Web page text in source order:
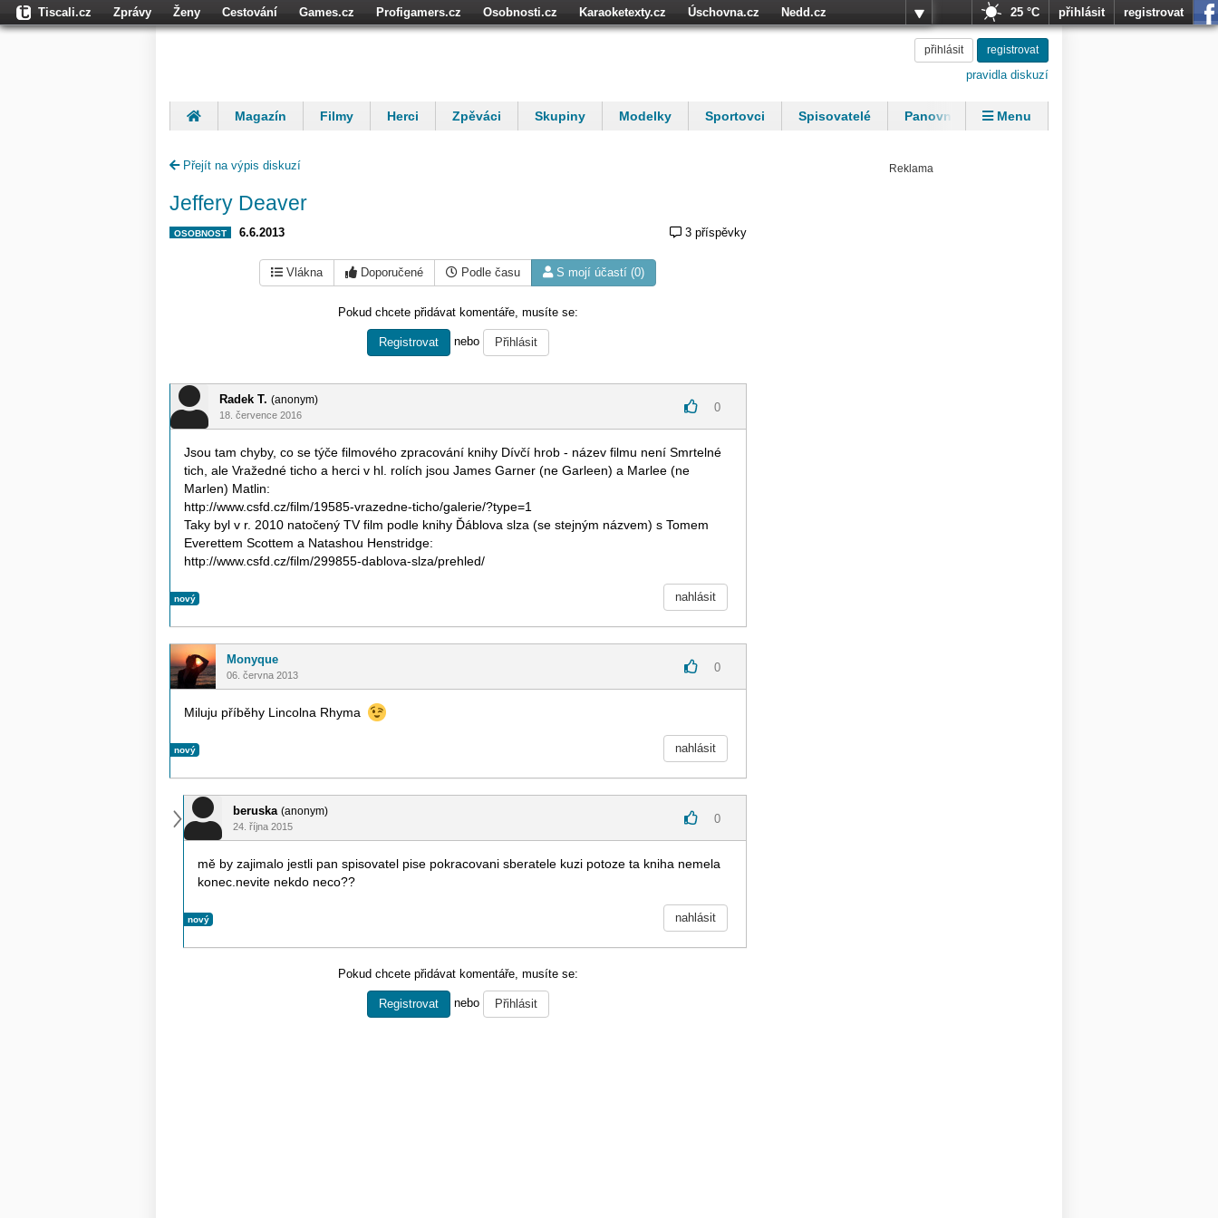
Tiscali.cz Zprávy Ženy Cestování Games.cz Profigamers.cz Osobnosti.cz Karaoketexty.cz Úschovna.cz
Nedd.cz
25 °C přihlásit registrovat
přihlásit registrovat
pravidla diskuzí
Magazín Filmy Herci Zpěváci Skupiny Modelky Sportovci Spisovatelé
Panovníci
Menu
Přejít na výpis diskuzí
Jeffery Deaver
OSOBNOST 6.6.2013 3 příspěvky
Vlákna Doporučené Podle času S mojí účastí (0)
Pokud chcete přidávat komentáře, musíte se:
Registrovat nebo Přihlásit
Radek T. (anonym)
18. července 2016
0
Jsou tam chyby, co se týče filmového zpracování knihy Dívčí hrob - název filmu není Smrtelné
tich, ale Vražedné ticho a herci v hl. rolích jsou James Garner (ne Garleen) a Marlee (ne
Marlen) Matlin:
http://www.csfd.cz/film/19585-vrazedne-ticho/galerie/?type=1
Taky byl v r. 2010 natočený TV film podle knihy Ďáblova slza (se stejným názvem) s Tomem
Everettem Scottem a Natashou Henstridge:
http://www.csfd.cz/film/299855-dablova-slza/prehled/
nový nahlásit
Monyque
06. června 2013
0
Miluju příběhy Lincolna Rhyma
nový nahlásit
beruska (anonym)
24. října 2015
0
mě by zajimalo jestli pan spisovatel pise pokracovani sberatele kuzi potoze ta kniha nemela
konec.nevite nekdo neco??
nový nahlásit
Pokud chcete přidávat komentáře, musíte se:
Registrovat nebo Přihlásit